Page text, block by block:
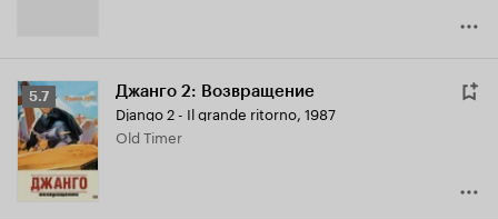
Рейтинг
Кинопоиска
5.7
5.7 Джанго 2: Возвращение
Django 2 - Il grande ritorno, 1987
Old Timer